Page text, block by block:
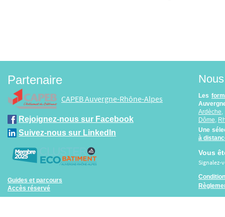
Partenaire
CAPEB Auvergne-Rhône-Alpes
Rejoignez-nous sur Facebook
Suivez-nous sur LinkedIn
Guides et parcours
Accès réservé
Les
Ardèche
Dôme,
Une
à
Vous
Signalez-